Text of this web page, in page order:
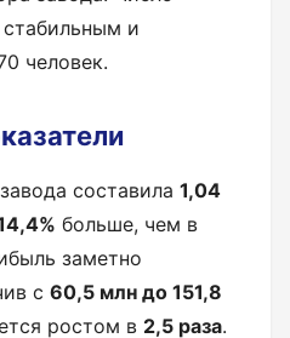
стабильным и
человек.
составила 1,04
больше, чем в
заметно
с 60,5 млн до 151,8
ростом в 2,5 раза.